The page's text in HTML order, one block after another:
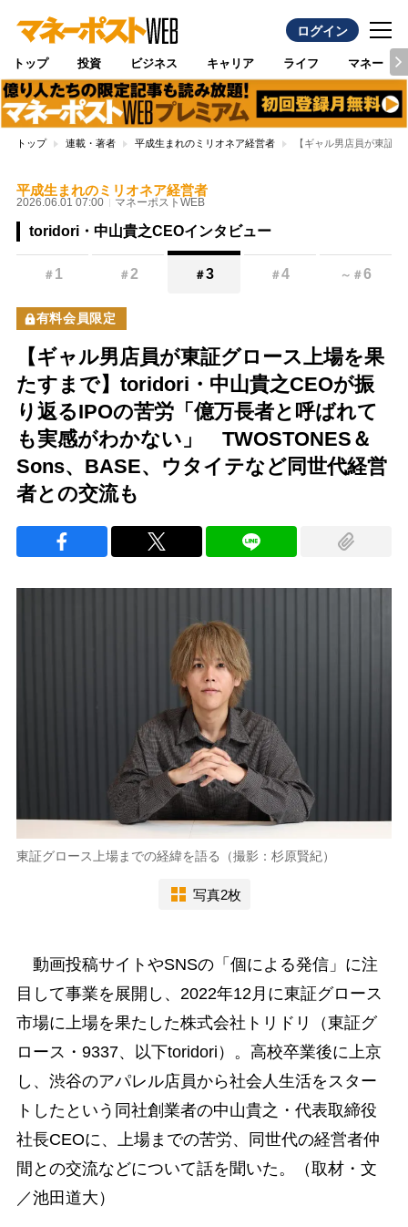
ログイン
トップ 投資 ビジネス キャリア ライフ マネー
トップ 連載・著者 平成生まれのミリオネア経営者 【ギャル男店員が東証
平成生まれのミリオネア経営者
2026.06.01 07:00 マネーポストWEB
toridori・中山貴之CEOインタビュー
＃ 1 ＃2 ＃3 ＃4 ～ ＃6
有料会員限定
【ギャル男店員が東証グロース上場を果
たすまで】toridori・中山貴之CEOが振
り返るIPOの苦労「億万長者と呼ばれて
も実感がわかない」 TWOSTONES＆
Sons、BASE、ウタイテなど同世代経営
者との交流も
東証グロース上場までの経緯を語る（撮影：杉原賢紀）
写真2枚
動画投稿サイトやSNSの「個による発信」に注
目して事業を展開し、2022年12月に東証グロース
市場に上場を果たした株式会社トリドリ（東証グ
ロース・9337、以下toridori）。高校卒業後に上京
し、渋谷のアパレル店員から社会人生活をスター
トしたという同社創業者の中山貴之・代表取締役
社長CEOに、上場までの苦労、同世代の経営者仲
間との交流などについて話を聞いた。（取材・文
／池田道大）